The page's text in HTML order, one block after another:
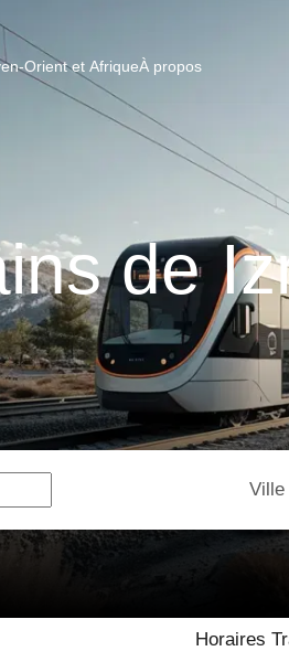
Orient et AfriqueÀ propos
de
Ville
Horaires